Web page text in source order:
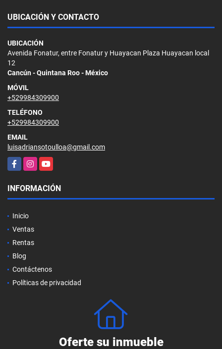
UBICACIÓN Y CONTACTO
UBICACIÓN
Avenida Fonatur, entre Fonatur y Huayacan Plaza Huayacan local
12
Cancún - Quintana Roo - México
MÓVIL
+529984309900
TELÉFONO
+529984309900
EMAIL
luisadriansotoulloa@gmail.com
FacebookInstagramYouTube
INFORMACIÓN
Inicio
Ventas
Rentas
Blog
Contáctenos
Políticas de privacidad
Oferte su inmueble